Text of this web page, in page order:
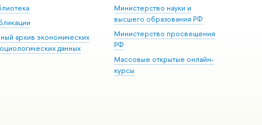
архив экономических
данных
Министерство науки и
высшего образования РФ
Министерство просвещения
РФ
Массовые открытые онлайн-
курсы